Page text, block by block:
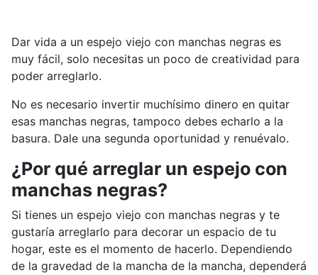
Dar vida a un espejo viejo con manchas negras es
muy fácil, solo necesitas un poco de creatividad para
poder arreglarlo.
No es necesario invertir muchísimo dinero en quitar
esas manchas negras, tampoco debes echarlo a la
basura. Dale una segunda oportunidad y renuévalo.
¿Por qué arreglar un espejo con
manchas negras?
Si tienes un espejo viejo con manchas negras y te
gustaría arreglarlo para decorar un espacio de tu
hogar, este es el momento de hacerlo. Dependiendo
de la gravedad de la mancha de la mancha, dependerá